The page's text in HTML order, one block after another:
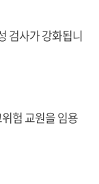
검사가 강화됩니
험 교원을 임용